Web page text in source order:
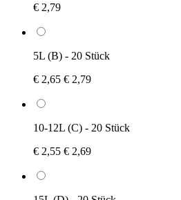
€ 2,79
5L (B) - 20 Stück
€ 2,65 € 2,79
10-12L (C) - 20 Stück
€ 2,55 € 2,69